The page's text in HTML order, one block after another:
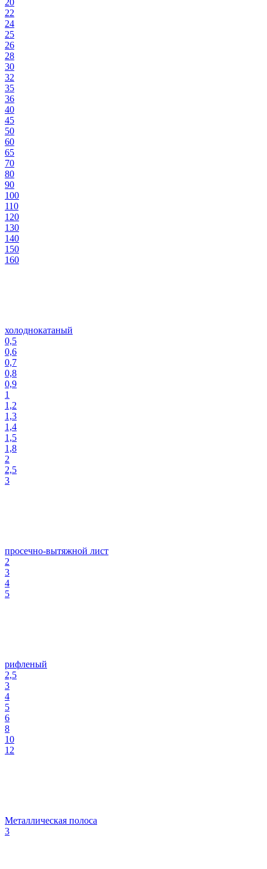
20
22
24
25
26
28
30
32
35
36
40
45
50
60
65
70
80
90
100
110
120
130
140
150
160
холоднокатаный
0,5
0,6
0,7
0,8
0,9
1
1,2
1,3
1,4
1,5
1,8
2
2,5
3
просечно-вытяжной лист
2
3
4
5
рифленый
2,5
3
4
5
6
8
10
12
Металлическая полоса
3